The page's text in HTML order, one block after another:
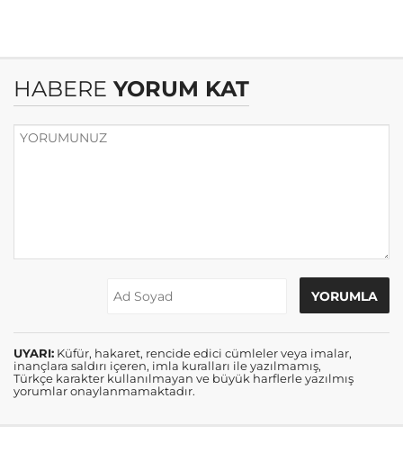
HABERE YORUM KAT
UYARI: Küfür, hakaret, rencide edici cümleler veya imalar,
inançlara saldırı içeren, imla kuralları ile yazılmamış,
Türkçe karakter kullanılmayan ve büyük harflerle yazılmış
yorumlar onaylanmamaktadır.